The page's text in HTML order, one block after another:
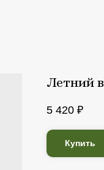
Летний
5 420 ₽
Купить